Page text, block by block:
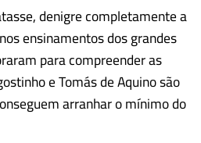
denigre completamente a
ensinamentos dos grandes
para compreender as
e Tomás de Aquino são
arranhar o mínimo do